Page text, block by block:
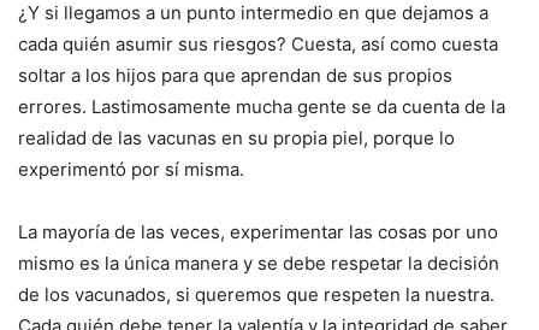
¿Y si llegamos a un punto intermedio en que dejamos a
cada quién asumir sus riesgos? Cuesta, así como cuesta
soltar a los hijos para que aprendan de sus propios
errores. Lastimosamente mucha gente se da cuenta de la
realidad de las vacunas en su propia piel, porque lo
experimentó por sí misma.
La mayoría de las veces, experimentar las cosas por uno
mismo es la única manera y se debe respetar la decisión
de los vacunados, si queremos que respeten la nuestra.